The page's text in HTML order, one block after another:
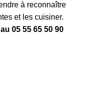
à reconnaître
et les cuisiner.
05 55 65 50 90